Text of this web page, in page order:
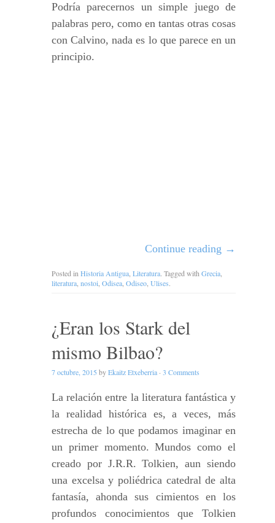
Podría parecernos un simple juego de
palabras pero, como en tantas otras cosas
con Calvino, nada es lo que parece en un
principio.
Continue reading →
Posted inHistoria Antigua, Literatura. Tagged withGrecia,
literatura, nostoi, Odisea, Odiseo, Ulises.
¿Eran los Stark del
mismo Bilbao?
7 octubre, 2015 byEkaitz Etxeberria · 3 Comments
La relación entre la literatura fantástica y
la realidad histórica es, a veces, más
estrecha de lo que podamos imaginar en
un primer momento. Mundos como el
creado por J.R.R. Tolkien, aun siendo
una excelsa y poliédrica catedral de alta
fantasía, ahonda sus cimientos en los
profundos conocimientos que Tolkien